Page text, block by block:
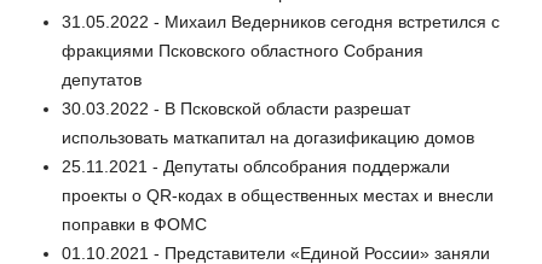
31.05.2022 - Михаил Ведерников сегодня встретился с
фракциями Псковского областного Собрания
депутатов
30.03.2022 - В Псковской области разрешат
использовать маткапитал на догазификацию домов
25.11.2021 - Депутаты облсобрания поддержали
проекты о QR-кодах в общественных местах и внесли
поправки в ФОМС
01.10.2021 - Представители «Единой России» заняли